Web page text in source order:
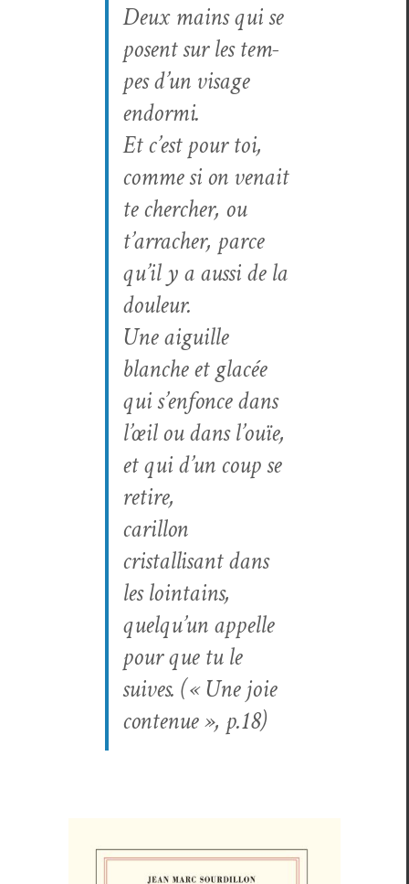
Deux mains qui se
posent sur les tem­
pes d’un vis­age
endormi.
Et c’est pour toi,
comme si on venait
te chercher, ou
t’arracher, parce
qu’il y a aus­si de la
douleur.
Une aigu­ille
blanche et glacée
qui s’enfonce dans
l’œil ou dans l’ouïe,
et qui d’un coup se
retire,
car­il­lon
cristallisant dans
les lointains,
quelqu’un appelle
pour que tu le
suives. (« Une joie
con­tenue », p.18)